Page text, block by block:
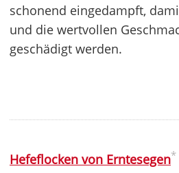
schonend eingedampft,
und die wertvollen
geschädigt werden.
Hefeflocken von Erntesegen*